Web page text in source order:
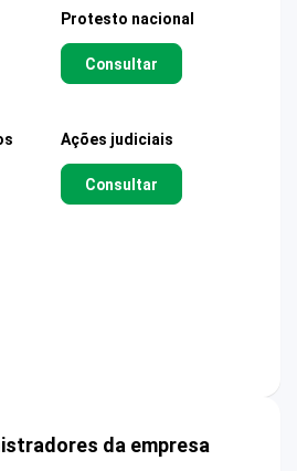
Protesto nacional
Consultar
Ações judiciais
Consultar
da empresa